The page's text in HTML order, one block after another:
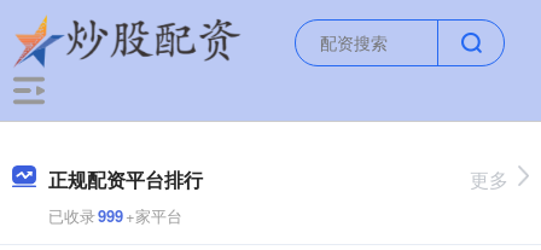
正规配资平台排行
已收录999+家平台
更多